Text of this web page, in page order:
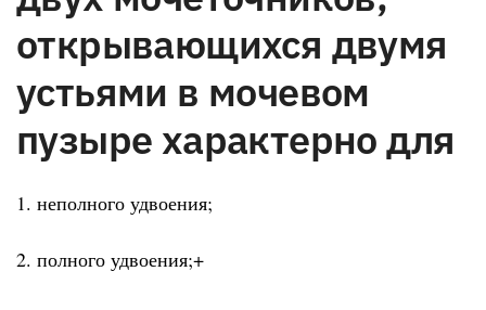
открывающихся двумя
устьями в мочевом
пузыре характерно для
1. неполного удвоения;
2. полного удвоения;+